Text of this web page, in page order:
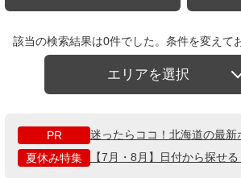
該当の検索結果は0件でした。条件を変えて
エリアを選択
PR
迷ったらココ！北海道の最
夏休み特集
【7月・8月】日付から探せ